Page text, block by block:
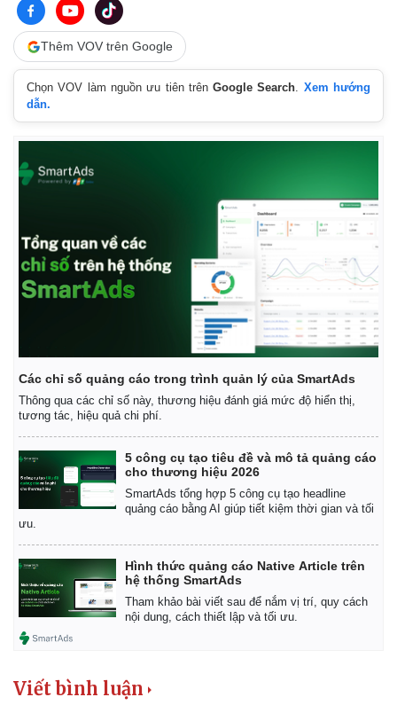
Bất động sản
Tiêu dùng
Tỷ giá
Chứng khoán
Giá cà phê
Thêm VOV trên Google
Chọn VOV làm nguồn ưu tiên trênGoogle Search. Xem hướng
dẫn.
Các chỉ số quảng cáo trong trình quản lý của SmartAds
Thông qua các chỉ số này, thương hiệu đánh giá mức độ hiển thị,
tương tác, hiệu quả chi phí.
5 công cụ tạo tiêu đề và mô tả quảng cáo
cho thương hiệu 2026
SmartAds tổng hợp 5 công cụ tạo headline
quảng cáo bằng AI giúp tiết kiệm thời gian và tối
ưu.
Hình thức quảng cáo Native Article trên
hệ thống SmartAds
Tham khảo bài viết sau để nắm vị trí, quy cách
nội dung, cách thiết lập và tối ưu.
Viết bình luận